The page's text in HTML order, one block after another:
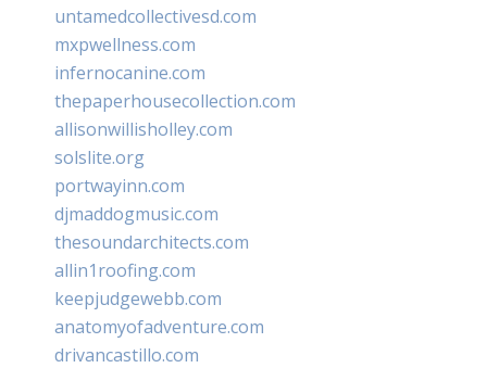
untamedcollectivesd.com
mxpwellness.com
infernocanine.com
thepaperhousecollection.com
allisonwillisholley.com
solslite.org
portwayinn.com
djmaddogmusic.com
thesoundarchitects.com
allin1roofing.com
keepjudgewebb.com
anatomyofadventure.com
drivancastillo.com